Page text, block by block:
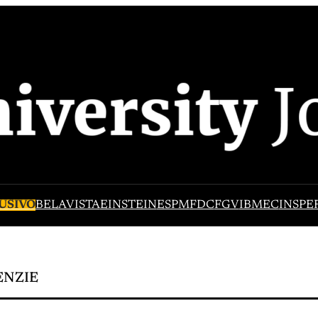
BELAVISTAEINSTEINESPMFDCFGVIBMEC